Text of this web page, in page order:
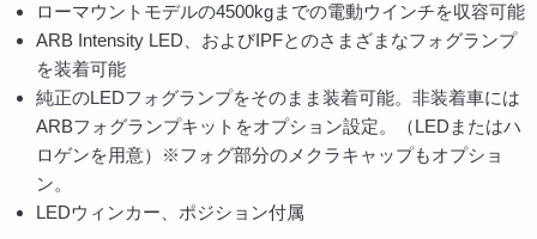
ローマウントモデルの4500kgまでの電動ウインチを収容可能
ARB Intensity LED、およびIPFとのさまざまなフォグランプ
を装着可能
純正のLEDフォグランプをそのまま装着可能。非装着車には
ARBフォグランプキットをオプション設定。（LEDまたはハ
ロゲンを用意）※フォグ部分のメクラキャップもオプショ
ン。
LEDウィンカー、ポジション付属